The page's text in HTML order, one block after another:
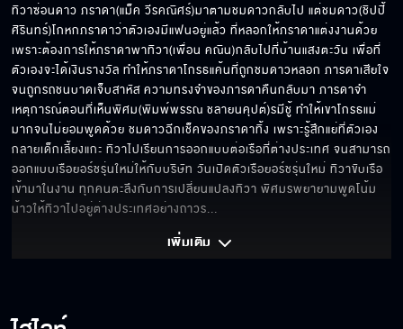
ทิวาซ่อนดาว EP.12[7/9]
ทิวาซ่อนดาว EP.12[8/9]
ทิวาซ่อนดาว EP.12[9/9]
ทิวาซ่อนดาว ภราดา(แม็ค วีรคณิศร์)มาตามชมดาวกลับไป แต่ชมดาว(ชิปปี้
ศิรินทร์)โกหกภราดาว่าตัวเองมีแฟนอยู่แล้ว ที่หลอกให้ภราดาแต่งงานด้วย
เพราะต้องการให้ภราดาพาทิวา(เพื่อน คณิน)กลับไปที่บ้านแสงตะวัน เพื่อที่
ตัวเองจะได้เงินรางวัล ทำให้ภราดาโกรธแค้นที่ถูกชมดาวหลอก ภารดาเสียใจ
จนถูกรถชนบาดเจ็บสาหัส ความทรงจำของภารดาคืนกลับมา ภารดาจำ
เหตุการณ์ตอนที่เห็นพิศม(พิมพ์พรรณ ชลายนคุปต์)รมีชู้ ทำให้เขาโกรธแม่
มากจนไม่ยอมพูดด้วย ชมดาวฉีกเช็คของภราดาทิ้ง เพราะรู้สึกแย่ที่ตัวเอง
กลายเด็กเลี้ยงแกะ ทิวาไปเรียนการออกแบบต่อเรือที่ต่างประเทศ จนสามารถ
ออกแบบเรือยอร์ชรุ่นใหม่ให้กับบริษัท วันเปิดตัวเรือยอร์ชรุ่นใหม่ ทิวาขับเรือ
เข้ามาในงาน ทุกคนตะลึงกับการเปลี่ยนแปลงทิวา พิศมรพยายามพูดโน้ม
น้าวให้ทิวาไปอยู่ต่างประเทศอย่างถาวร...
เพิ่มเติม